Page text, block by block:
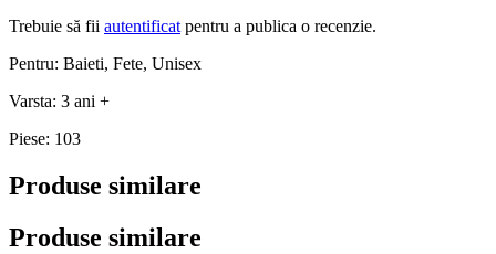
Trebuie să fii autentificat pentru a publica o recenzie.
Pentru: Baieti, Fete, Unisex
Varsta: 3 ani +
Piese: 103
Produse similare
Produse similare